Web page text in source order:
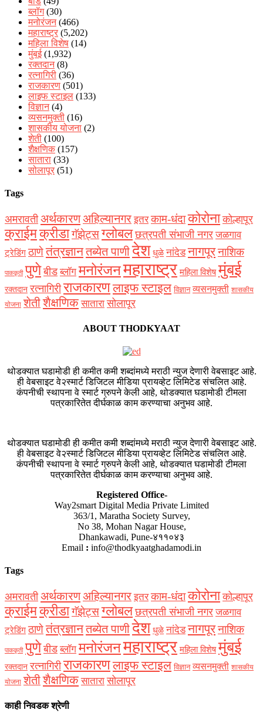
ब्लॉग(30)
मनोरंजन(466)
महाराष्ट्र (5,202)
महिला विशेष (14)
मुंबई(1,932)
रक्‍तदान(8)
रत्नागिरी (36)
राजकारण (501)
लाइफ स्टाइल (133)
विज्ञान(4)
व्यसनमुक्ती (16)
शासकीय योजना (2)
शेती (100)
शैक्षणिक (157)
सातारा (33)
सोलापूर (51)
Tags
अमरावती अर्थकारणअहिल्यानगर इतर काम-धंदाकोरोना कोल्हापूर
क्राईमक्रीडागॅझेट्सग्लोबल छत्रपती संभाजी नगर जळगाव
ट्रेडिंग ठाणेतंत्रज्ञानतब्येत पाणीदेश धुळे नांदेड नागपूरनाशिक
पाककृती पुणे बीड ब्लॉग मनोरंजनमहाराष्ट्र महिला विशेष मुंबई
रक्‍तदान रत्नागिरी राजकारणलाइफ स्टाइल विज्ञान व्यसनमुक्ती शासकीय
योजना शेतीशैक्षणिक सातारा सोलापूर
ABOUT THODKYAAT
थोडक्यात घडामोडी ही कमीत कमी शब्दांमध्ये मराठी न्युज देणारी वेबसाइट आहे.
ही वेबसाइट वे२स्मार्ट डिजिटल मीडिया प्रायव्हेट लिमिटेड संचलित आहे.
कंपनीची स्थापना वे स्मार्ट ग्रुपने केली आहे, थोडक्यात घडामोडी टीमला
पत्रकारितेत दीर्घकाळ काम करण्याचा अनुभव आहे.
थोडक्यात घडामोडी ही कमीत कमी शब्दांमध्ये मराठी न्युज देणारी वेबसाइट आहे.
ही वेबसाइट वे२स्मार्ट डिजिटल मीडिया प्रायव्हेट लिमिटेड संचलित आहे.
कंपनीची स्थापना वे स्मार्ट ग्रुपने केली आहे, थोडक्यात घडामोडी टीमला
पत्रकारितेत दीर्घकाळ काम करण्याचा अनुभव आहे.
Registered Office-
Way2smart Digital Media Private Limited
363/1, Maratha Society Survey,
No 38, Mohan Nagar House,
Dhankawadi, Pune-४११०४३
Email : info@thodkyaatghadamodi.in
Tags
अमरावती अर्थकारणअहिल्यानगर इतर काम-धंदाकोरोना कोल्हापूर
क्राईमक्रीडागॅझेट्सग्लोबल छत्रपती संभाजी नगर जळगाव
ट्रेडिंग ठाणेतंत्रज्ञानतब्येत पाणीदेश धुळे नांदेड नागपूरनाशिक
पाककृती पुणे बीड ब्लॉग मनोरंजनमहाराष्ट्र महिला विशेष मुंबई
रक्‍तदान रत्नागिरी राजकारणलाइफ स्टाइल विज्ञान व्यसनमुक्ती शासकीय
योजना शेतीशैक्षणिक सातारा सोलापूर
काही निवडक श्रेणी